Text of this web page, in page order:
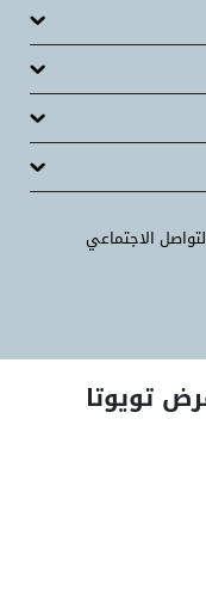
الاجتماعي
تويوتا